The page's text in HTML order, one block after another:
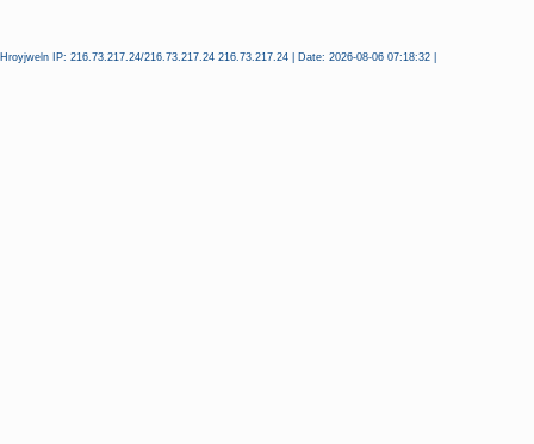
Hroyjweln IP: 216.73.217.24/216.73.217.24 216.73.217.24 | Date: 2026-08-06 07:18:32 |